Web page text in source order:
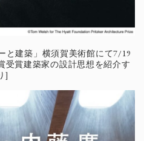
と建築」横須賀美術館にて7/19
受賞建築家の設計思想を紹介す
]